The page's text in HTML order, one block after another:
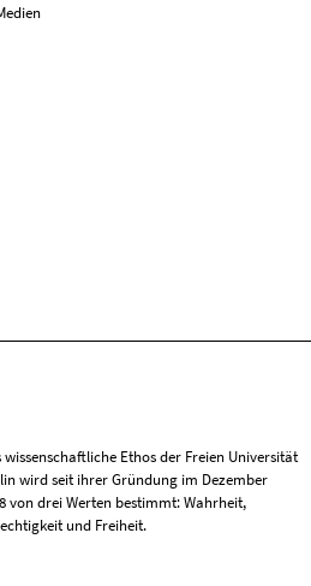
wissenschaftliche Ethos der Freien Universität
wird seit ihrer Gründung im Dezember
von drei Werten bestimmt: Wahrheit,
und Freiheit.